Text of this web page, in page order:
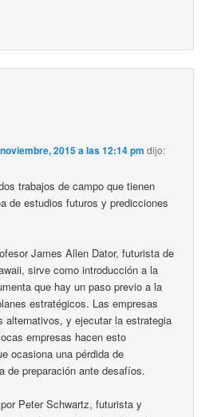
2015 a las 12:14 pm dijo:
trabajos de campo que tienen
de estudios futuros y predicciones
James Allen Dator, futurista de
sirve como introducción a la
que hay un paso previo a la
estratégicos. Las empresas
alternativos, y ejecutar la estrategia
empresas hacen esto
ocasiona una pérdida de
de preparación ante desafíos.
Peter Schwartz, futurista y